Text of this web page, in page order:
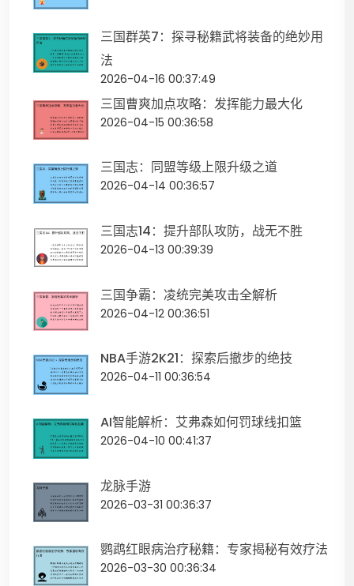
三国群英7：探寻秘籍武将装备的绝妙用
法
2026-04-16 00:37:49
三国曹爽加点攻略：发挥能力最大化
2026-04-15 00:36:58
三国志：同盟等级上限升级之道
2026-04-14 00:36:57
三国志14：提升部队攻防，战无不胜
2026-04-13 00:39:39
三国争霸：凌统完美攻击全解析
2026-04-12 00:36:51
NBA手游2K21：探索后撤步的绝技
2026-04-11 00:36:54
AI智能解析：艾弗森如何罚球线扣篮
2026-04-10 00:41:37
龙脉手游
2026-03-31 00:36:37
鹦鹉红眼病治疗秘籍：专家揭秘有效疗法
2026-03-30 00:36:34